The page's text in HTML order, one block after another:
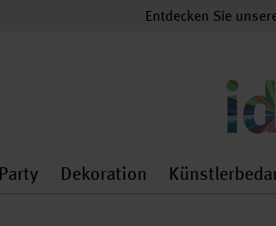
Entdecken Sie
general.openMenu
Party
Party general.openMenu
Dekoration
Dekoration